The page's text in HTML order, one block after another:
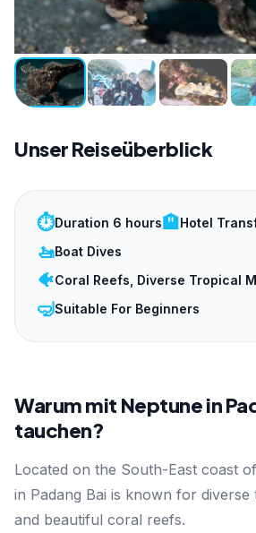
Unser Reiseüberblick
⏱️Duration 6 hours🏨Hotel
🚤Boat Dives
🐠Coral Reefs, Diverse Tropical
🤿Suitable For Beginners
Warum mit Neptune in
tauchen?
Located on the South-East coast
in Padang Bai is known for
and beautiful coral reefs.